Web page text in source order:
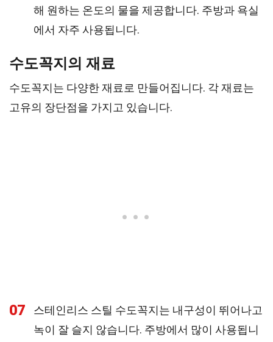
해 원하는 온도의 물을 제공합니다. 주방과 욕실
에서 자주 사용됩니다.
수도꼭지의 재료
수도꼭지는 다양한 재료로 만들어집니다. 각 재료는
고유의 장단점을 가지고 있습니다.
07
스테인리스 스틸 수도꼭지는 내구성이 뛰어나고
녹이 잘 슬지 않습니다. 주방에서 많이 사용됩니